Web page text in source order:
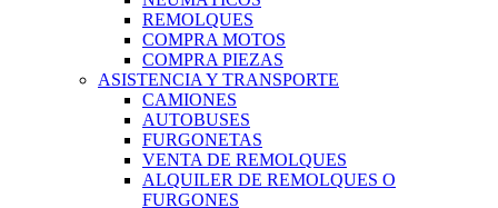
REMOLQUES
COMPRA MOTOS
COMPRA PIEZAS
ASISTENCIA Y TRANSPORTE
CAMIONES
AUTOBUSES
FURGONETAS
VENTA DE REMOLQUES
ALQUILER DE REMOLQUES O
FURGONES